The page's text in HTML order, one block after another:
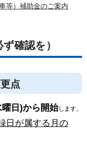
等）補助金のご案内
確認を）
点
日)から開始します。
日が属する月の